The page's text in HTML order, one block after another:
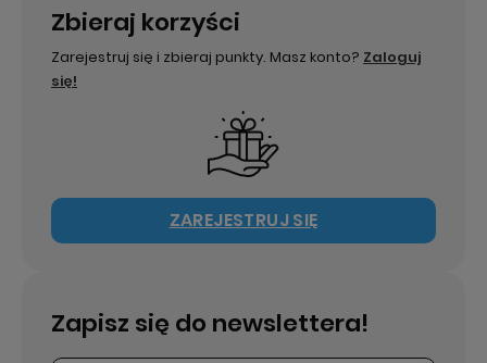
Zbieraj korzyści
Zarejestruj się i zbieraj punkty. Masz konto? Zaloguj
się!
ZAREJESTRUJ SIĘ
Zapisz się do newslettera!